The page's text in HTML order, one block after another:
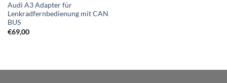
Audi A3 Adapter für
Lenkradfernbedienung mit CAN
BUS
€69,00